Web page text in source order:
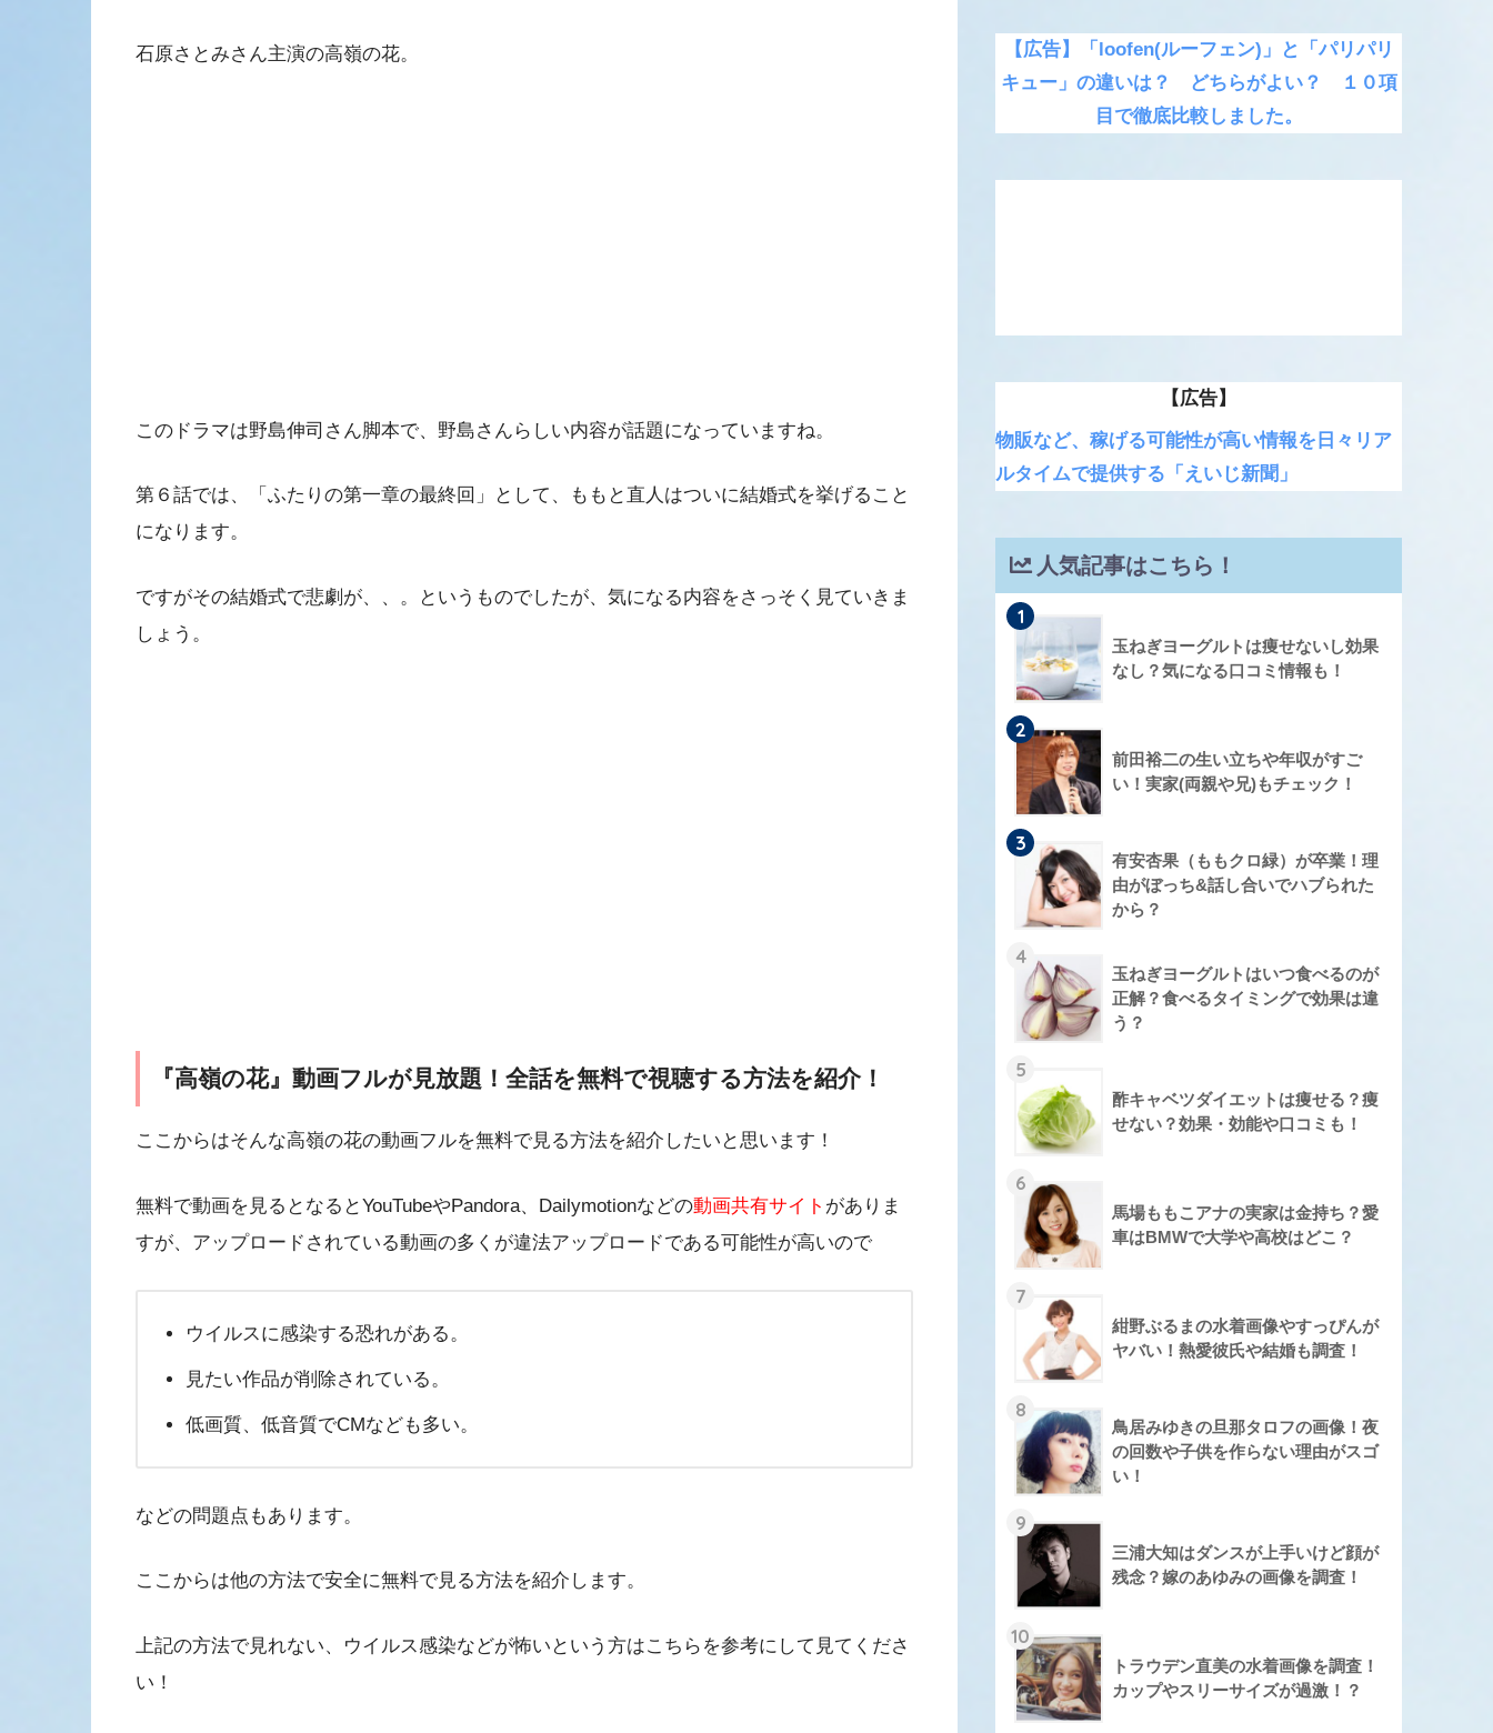
石原さとみさん主演の高嶺の花。
このドラマは野島伸司さん脚本で、野島さんらしい内容が話題になっていますね。
第６話では、「ふたりの第一章の最終回」として、ももと直人はついに結婚式を挙げること
になります。
ですがその結婚式で悲劇が、、。というものでしたが、気になる内容をさっそく見ていきま
しょう。
『高嶺の花』動画フルが見放題！全話を無料で視聴する方法を紹介！
ここからはそんな高嶺の花の動画フルを無料で見る方法を紹介したいと思います！
無料で動画を見るとなるとYouTubeやPandora、Dailymotionなどの動画共有サイト がありま
すが、アップロードされている動画の多くが違法アップロードである可能性が高いので
ウイルスに感染する恐れがある。
見たい作品が削除されている。
低画質、低音質でCMなども多い。
などの問題点もあります。
ここからは他の方法で安全に無料で見る方法を紹介します。
上記の方法で見れない、ウイルス感染などが怖いという方はこちらを参考にして見てくださ
い！
【広告】「loofen(ルーフェン)」と「パリパリ
キュー」の違いは？ どちらがよい？ １０項
目で徹底比較しました。
【広告】
物販など、稼げる可能性が高い情報を日々リア
ルタイムで提供する「えいじ新聞」
人気記事はこちら！
1
玉ねぎヨーグルトは痩せないし効果
なし？気になる口コミ情報も！
2
前田裕二の生い立ちや年収がすご
い！実家(両親や兄)もチェック！
3
有安杏果（ももクロ緑）が卒業！理
由がぼっち&話し合いでハブられた
から？
4
玉ねぎヨーグルトはいつ食べるのが
正解？食べるタイミングで効果は違
う？
5
酢キャベツダイエットは痩せる？痩
せない？効果・効能や口コミも！
6
馬場ももこアナの実家は金持ち？愛
車はBMWで大学や高校はどこ？
7
紺野ぶるまの水着画像やすっぴんが
ヤバい！熱愛彼氏や結婚も調査！
8
鳥居みゆきの旦那タロフの画像！夜
の回数や子供を作らない理由がスゴ
い！
9
三浦大知はダンスが上手いけど顔が
残念？嫁のあゆみの画像を調査！
10
トラウデン直美の水着画像を調査！
カップやスリーサイズが過激！？